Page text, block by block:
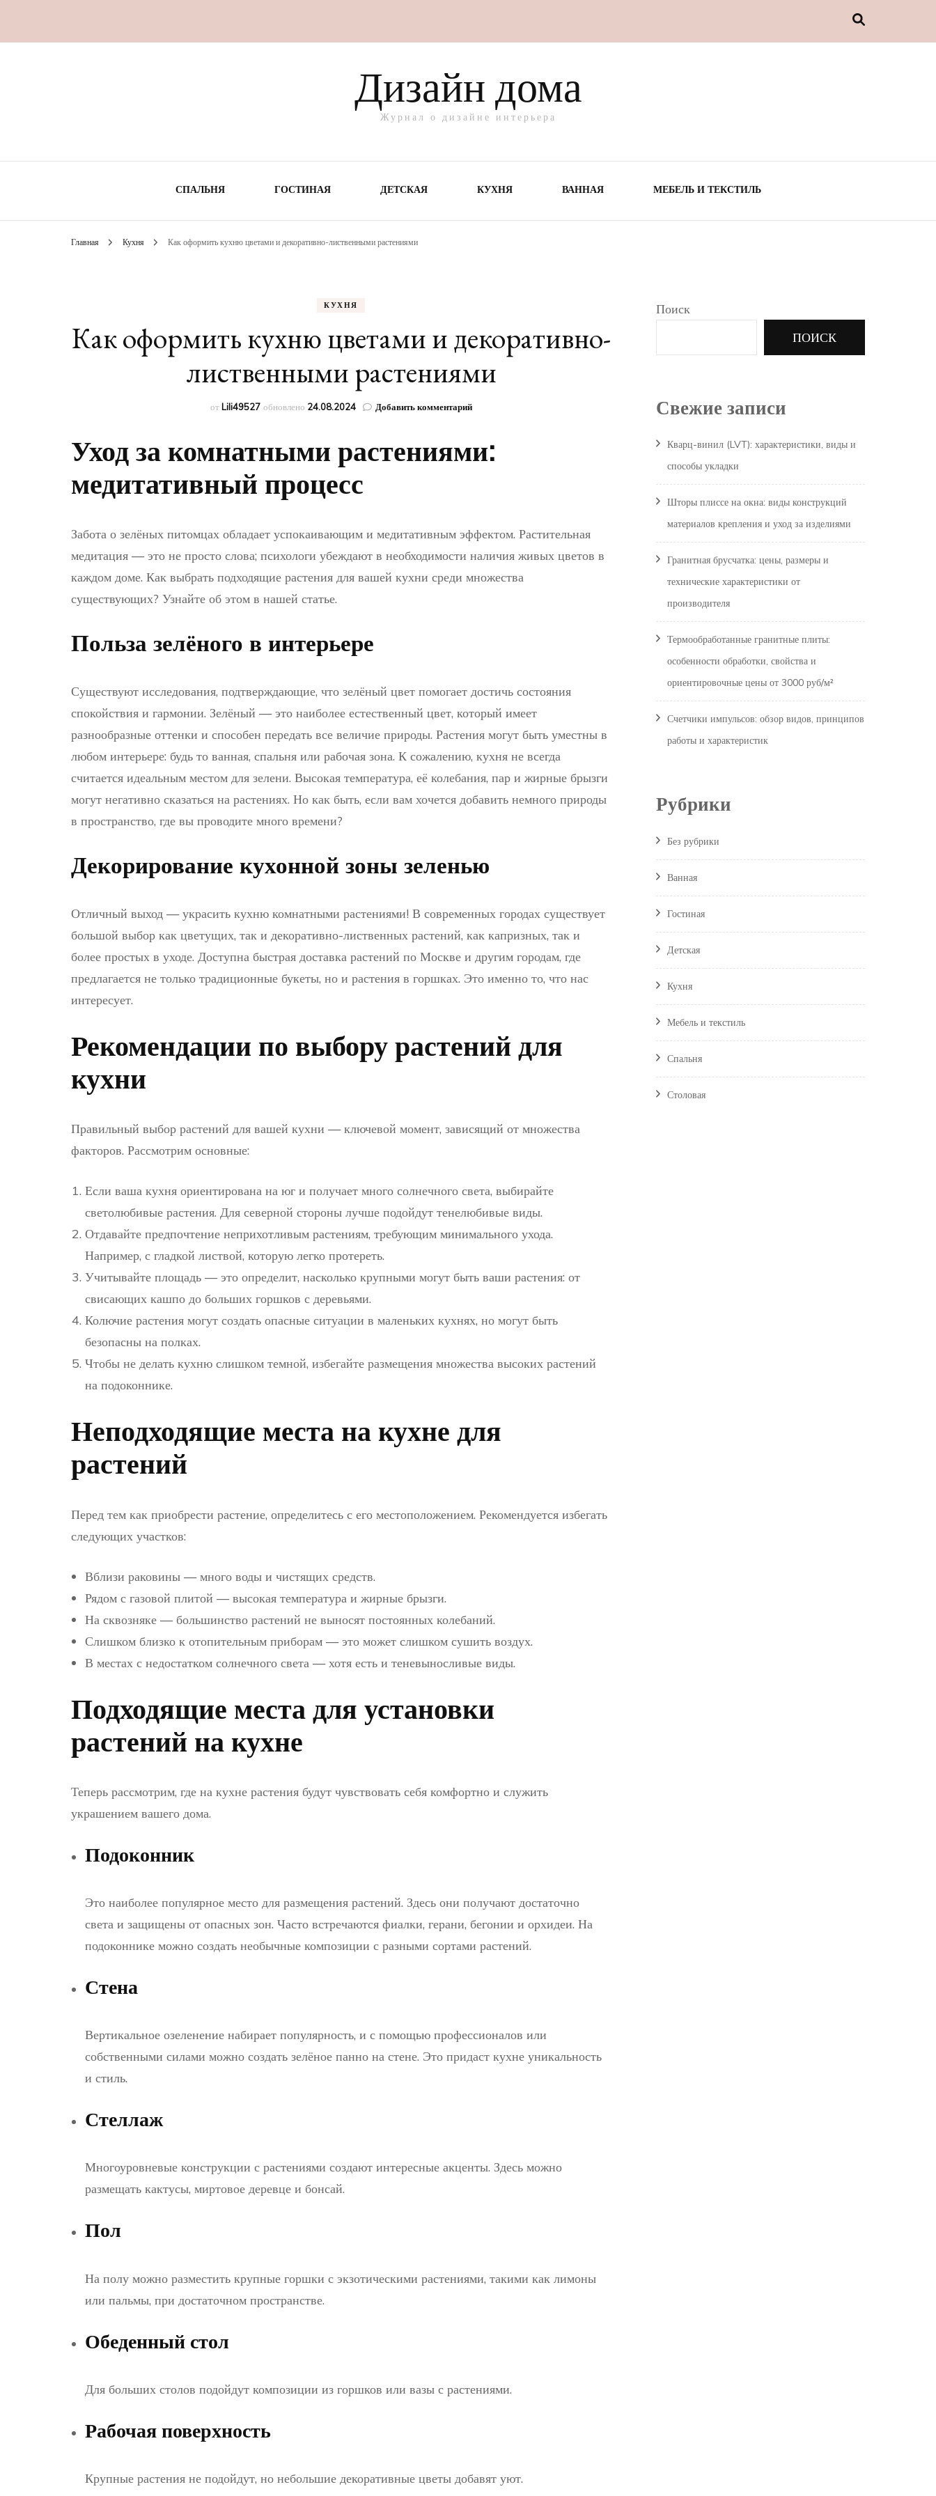
Дизайн дома
Журнал о дизайне интерьера
СПАЛЬНЯ ГОСТИНАЯ ДЕТСКАЯ КУХНЯ ВАННАЯ МЕБЕЛЬ И ТЕКСТИЛЬ
Главная Кухня Как оформить кухню цветами и декоративно-лиственными растениями
КУХНЯ
Как оформить кухню цветами и декоративно-
лиственными растениями
от Lili49527 обновлено 24.08.2024 Добавить комментарийк
оформить
кухню
растениями
Уход за комнатными растениями:
медитативный процесс
Забота о зелёных питомцах обладает успокаивающим и медитативным эффектом. Растительная
медитация — это не просто слова; психологи убеждают в необходимости наличия живых цветов в
каждом доме. Как выбрать подходящие растения для вашей кухни среди множества
существующих? Узнайте об этом в нашей статье.
Польза зелёного в интерьере
Существуют исследования, подтверждающие, что зелёный цвет помогает достичь состояния
спокойствия и гармонии. Зелёный — это наиболее естественный цвет, который имеет
разнообразные оттенки и способен передать все величие природы. Растения могут быть уместны в
любом интерьере: будь то ванная, спальня или рабочая зона. К сожалению, кухня не всегда
считается идеальным местом для зелени. Высокая температура, её колебания, пар и жирные брызги
могут негативно сказаться на растениях. Но как быть, если вам хочется добавить немного природы
в пространство, где вы проводите много времени?
Декорирование кухонной зоны зеленью
Отличный выход — украсить кухню комнатными растениями! В современных городах существует
большой выбор как цветущих, так и декоративно-лиственных растений, как капризных, так и
более простых в уходе. Доступна быстрая доставка растений по Москве и другим городам, где
предлагается не только традиционные букеты, но и растения в горшках. Это именно то, что нас
интересует.
Рекомендации по выбору растений для
кухни
Правильный выбор растений для вашей кухни — ключевой момент, зависящий от множества
факторов. Рассмотрим основные:
Если ваша кухня ориентирована на юг и получает много солнечного света, выбирайте
светолюбивые растения. Для северной стороны лучше подойдут тенелюбивые виды.
Отдавайте предпочтение неприхотливым растениям, требующим минимального ухода.
Например, с гладкой листвой, которую легко протереть.
Учитывайте площадь — это определит, насколько крупными могут быть ваши растения: от
свисающих кашпо до больших горшков с деревьями.
Колючие растения могут создать опасные ситуации в маленьких кухнях, но могут быть
безопасны на полках.
Чтобы не делать кухню слишком темной, избегайте размещения множества высоких растений
на подоконнике.
Неподходящие места на кухне для
растений
Перед тем как приобрести растение, определитесь с его местоположением. Рекомендуется избегать
следующих участков:
Вблизи раковины — много воды и чистящих средств.
Рядом с газовой плитой — высокая температура и жирные брызги.
На сквозняке — большинство растений не выносят постоянных колебаний.
Слишком близко к отопительным приборам — это может слишком сушить воздух.
В местах с недостатком солнечного света — хотя есть и теневыносливые виды.
Подходящие места для установки
растений на кухне
Теперь рассмотрим, где на кухне растения будут чувствовать себя комфортно и служить
украшением вашего дома.
Подоконник
Это наиболее популярное место для размещения растений. Здесь они получают достаточно
света и защищены от опасных зон. Часто встречаются фиалки, герани, бегонии и орхидеи. На
подоконнике можно создать необычные композиции с разными сортами растений.
Стена
Вертикальное озеленение набирает популярность, и с помощью профессионалов или
собственными силами можно создать зелёное панно на стене. Это придаст кухне уникальность
и стиль.
Стеллаж
Многоуровневые конструкции с растениями создают интересные акценты. Здесь можно
размещать кактусы, миртовое деревце и бонсай.
Пол
На полу можно разместить крупные горшки с экзотическими растениями, такими как лимоны
или пальмы, при достаточном пространстве.
Обеденный стол
Для больших столов подойдут композиции из горшков или вазы с растениями.
Рабочая поверхность
Крупные растения не подойдут, но небольшие декоративные цветы добавят уют.
Поиск
ПОИСК
Свежие записи
Кварц-винил (LVT): характеристики, виды и
способы укладки
Шторы плиссе на окна: виды конструкций
материалов крепления и уход за изделиями
Гранитная брусчатка: цены, размеры и
технические характеристики от
производителя
Термообработанные гранитные плиты:
особенности обработки, свойства и
ориентировочные цены от 3000 руб/м²
Счетчики импульсов: обзор видов, принципов
работы и характеристик
Рубрики
Без рубрики
Ванная
Гостиная
Детская
Кухня
Мебель и текстиль
Спальня
Столовая